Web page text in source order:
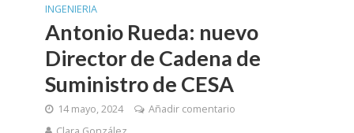
INGENIERIA
Antonio Rueda: nuevo
Director de Cadena de
Suministro de CESA
14 mayo, 2024
Añadir comentario